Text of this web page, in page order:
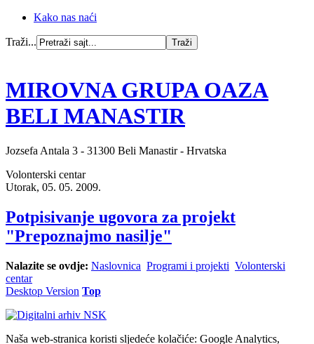
Kako nas naći
Traži...
MIROVNA GRUPA OAZA
BELI MANASTIR
Jozsefa Antala 3 - 31300 Beli Manastir - Hrvatska
Volonterski centar
Utorak, 05. 05. 2009.
Potpisivanje ugovora za projekt
"Prepoznajmo nasilje"
Nalazite se ovdje: Naslovnica Programi i projekti Volonterski
centar
Desktop Version Top
Naša web-stranica koristi sljedeće kolačiće: Google Analytics,